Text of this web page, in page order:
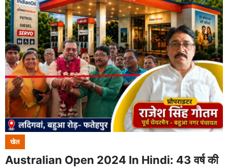
खेल
Australian Open 2024 In Hindi: 43 वर्ष की